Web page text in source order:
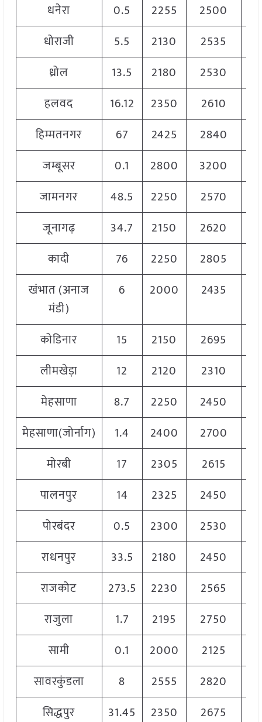
धनेरा
0.5 2255 2500
धोराजी
5.5 2130 2535
ध्रोल
13.5 2180 2530
हलवद
16.12 2350 2610
हिम्मतनगर
67 2425 2840
जम्बूसर
0.1 2800 3200
जामनगर
48.5 2250 2570
जूनागढ़
34.7 2150 2620
कादी
76 2250 2805
खंभात (अनाज
मंडी)
6 2000 2435
कोडिनार 15 2150 2695
लीमखेड़ा
12 2120 2310
मेहसाणा
8.7 2250 2450
मेहसाणा(जोर्नांग)
1.4 2400 2700
मोरबी
17 2305 2615
पालनपुर
14 2325 2450
पोरबंदर
0.5 2300 2530
राधनपुर
33.5 2180 2450
राजकोट
273.5 2230 2565
राजुला
1.7 2195 2750
सामी
0.1 2000 2125
सावरकुंडला
8 2555 2820
सिद्धपुर
31.45 2350 2675